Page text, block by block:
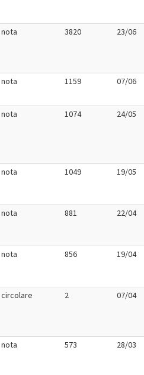
nota 3820 23/06
nota 1159 07/06
nota 1074 24/05
nota 1049 19/05
nota 881 22/04
nota 856 19/04
circolare 2 07/04
nota 573 28/03